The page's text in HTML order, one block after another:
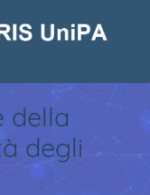
della
degli